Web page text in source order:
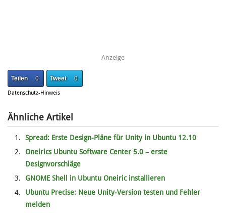
Anzeige
0
Teilen 0
Tweet
Datenschutz-Hinweis
Ähnliche Artikel
Spread: Erste Design-Pläne für Unity in Ubuntu 12.10
Oneirics Ubuntu Software Center 5.0 – erste
Designvorschläge
GNOME Shell in Ubuntu Oneiric installieren
Ubuntu Precise: Neue Unity-Version testen und Fehler
melden